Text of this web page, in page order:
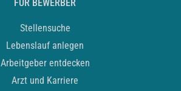
FÜR BEWERBER
Stellensuche
Lebenslauf anlegen
Arbeitgeber entdecken
Arzt und Karriere